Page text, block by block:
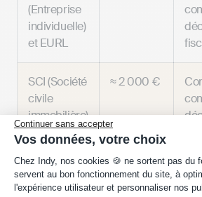
Continuer sans accepter
Vos données, votre choix
Plateforme de Gestion du
Chez Indy, nos cookies 🍪 ne sortent pas du
servent au bon fonctionnement du site, à
l'expérience utilisateur et personnaliser nos
(Entreprise
individuelle)
et EURL
SCI (Société
civile
immobilière)
≈ 2 000 €